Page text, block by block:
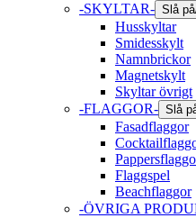
-SKYLTAR- Slå
Husskyltar
Smidesskylt
Namnbrickor
Magnetskylt
Skyltar övrigt
-FLAGGOR- Slå
Fasadflaggor
Flaggspel
Beachflaggor
-ÖVRIGA